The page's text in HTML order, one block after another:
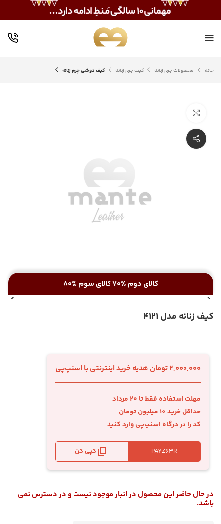
خانه محصولات چرم زنانه کیف چرم زنانه کیف دوشی چرم زنانه
کالای دوم %70 کالای سوم %80
کیف زنانه مدل 4121
2,000,000 تومان هدیه خرید اینترنتی با اسنپ‌پی
مهلت استفاده فقط تا 20 مرداد
حداقل خرید 10 میلیون تومان
کد را در درگاه اسنپ‌پی وارد کنید
کپی کن
در حال حاضر این محصول در انبار موجود نیست و در دسترس نمی
باشد.